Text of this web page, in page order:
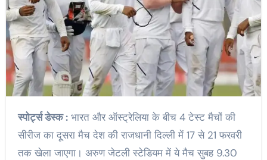
स्पोर्ट्स डेस्क :भारत और ऑस्ट्रेलिया के बीच 4 टेस्ट मैचों की
सीरीज का दूसरा मैच देश की राजधानी दिल्ली में 17 से 21 फरवरी
तक खेला जाएगा। अरुण जेटली स्टेडियम में ये मैच सुबह 9.30